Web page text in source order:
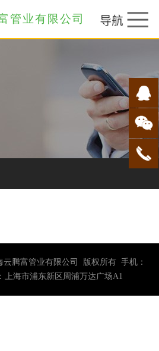
管业有限公司
云腾富管业有限公司 版权所有 手机：
上海市浦东新区周浦万达广场A1